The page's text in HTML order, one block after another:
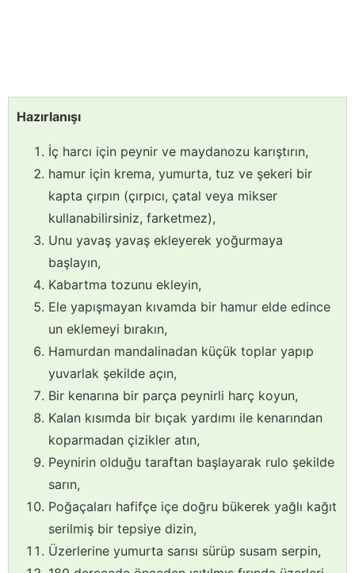
Hazırlanışı
İç harcı için peynir ve maydanozu karıştırın,
hamur için krema, yumurta, tuz ve şekeri bir
kapta çırpın (çırpıcı, çatal veya mikser
kullanabilirsiniz, farketmez),
Unu yavaş yavaş ekleyerek yoğurmaya
başlayın,
Kabartma tozunu ekleyin,
Ele yapışmayan kıvamda bir hamur elde edince
un eklemeyi bırakın,
Hamurdan mandalinadan küçük toplar yapıp
yuvarlak şekilde açın,
Bir kenarına bir parça peynirli harç koyun,
Kalan kısımda bir bıçak yardımı ile kenarından
koparmadan çizikler atın,
Peynirin olduğu taraftan başlayarak rulo şekilde
sarın,
Poğaçaları hafifçe içe doğru bükerek yağlı kağıt
serilmiş bir tepsiye dizin,
Üzerlerine yumurta sarısı sürüp susam serpin,